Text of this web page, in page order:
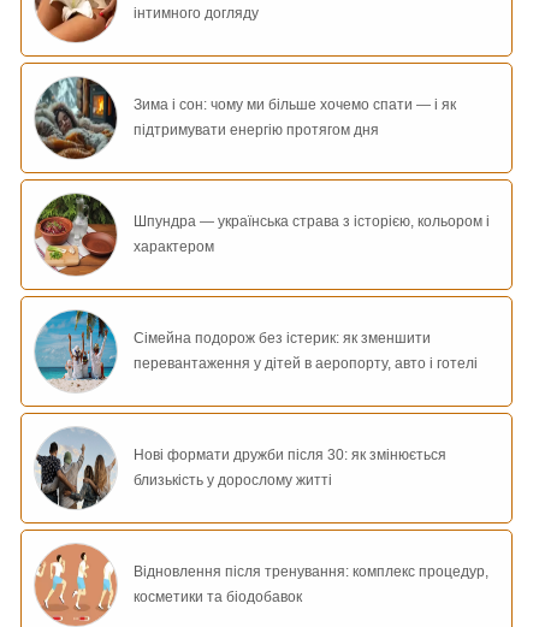
інтимного догляду
Зима і сон: чому ми більше хочемо спати — і як
підтримувати енергію протягом дня
Шпундра — українська страва з історією, кольором і
характером
Сімейна подорож без істерик: як зменшити
перевантаження у дітей в аеропорту, авто і готелі
Нові формати дружби після 30: як змінюється
близькість у дорослому житті
Відновлення після тренування: комплекс процедур,
косметики та біодобавок